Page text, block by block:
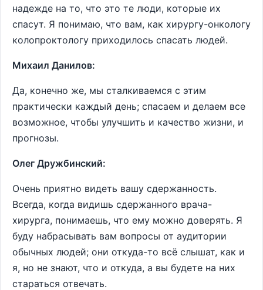
надежде на то, что это те люди, которые их
спасут. Я понимаю, что вам, как хирургу-онкологу
колопроктологу приходилось спасать людей.
Михаил Данилов:
Да, конечно же, мы сталкиваемся с этим
практически каждый день; спасаем и делаем все
возможное, чтобы улучшить и качество жизни, и
прогнозы.
Олег Дружбинский:
Очень приятно видеть вашу сдержанность.
Всегда, когда видишь сдержанного врача-
хирурга, понимаешь, что ему можно доверять. Я
буду набрасывать вам вопросы от аудитории
обычных людей; они откуда-то всё слышат, как и
я, но не знают, что и откуда, а вы будете на них
стараться отвечать.